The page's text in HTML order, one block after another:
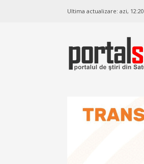
Ultima actualizare: azi, 12:20